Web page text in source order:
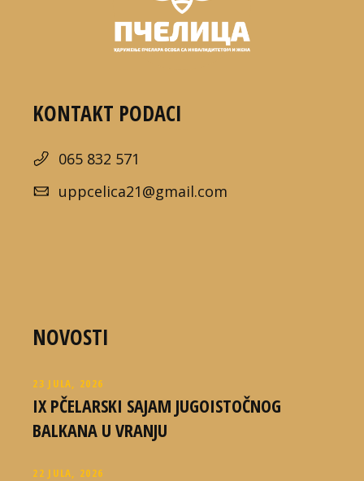
KONTAKT PODACI
065 832 571
uppcelica21@gmail.com
NOVOSTI
23 JULA, 2026
IX PČELARSKI SAJAM JUGOISTOČNOG
BALKANA U VRANJU
22 JULA, 2026